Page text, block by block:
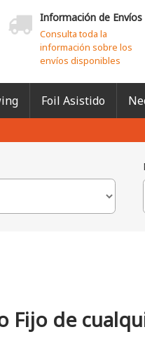
Información de Envíos
Consulta toda la
información sobre los
envíos disponibles
Foil Asistido
Fijo de